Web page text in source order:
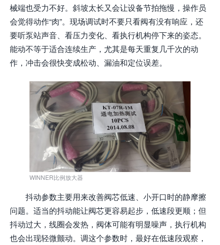
械端也受力不好。斜坡太长又会让设备节拍拖慢，操作员
会觉得动作“肉”。现场调试时不要只看阀有没有响应，还
要听泵站声音、看压力变化、看执行机构停下来的姿态。
能动不等于适合连续生产，尤其是每天重复几千次的动
作，冲击会很快变成松动、漏油和定位误差。
WINNER比例放大器
抖动参数主要用来改善阀芯低速、小开口时的静摩擦
问题。适当的抖动能让阀芯更容易起步，低速段更顺；但
抖动过大，线圈会发热，阀体可能有明显噪声，执行机构
也会出现轻微颤动。调这个参数时，最好在低速段观察，